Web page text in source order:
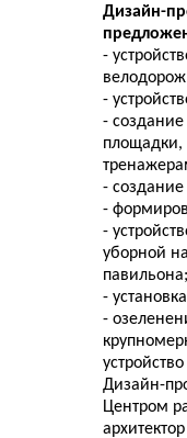
Дизайн-
-
-
-
площадки,
- создание
-
-
уборной
павильона;
-
-
Дизайн-
Центром